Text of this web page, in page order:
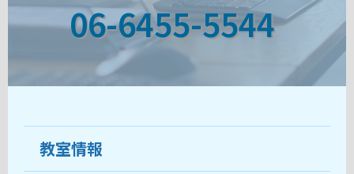
06-6455-5544
教室情報